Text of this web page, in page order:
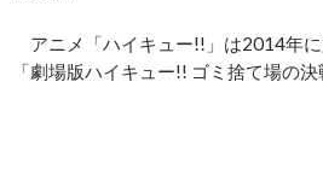
アニメ「ハイキュー!!」は2014年
「劇場版ハイキュー!! ゴミ捨て場の決